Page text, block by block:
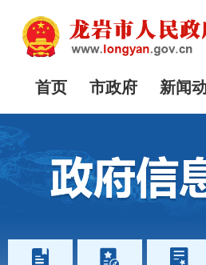
首页 市政府 新闻